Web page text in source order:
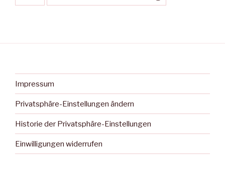
Impressum
Privatsphäre-Einstellungen ändern
Historie der Privatsphäre-Einstellungen
Einwilligungen widerrufen